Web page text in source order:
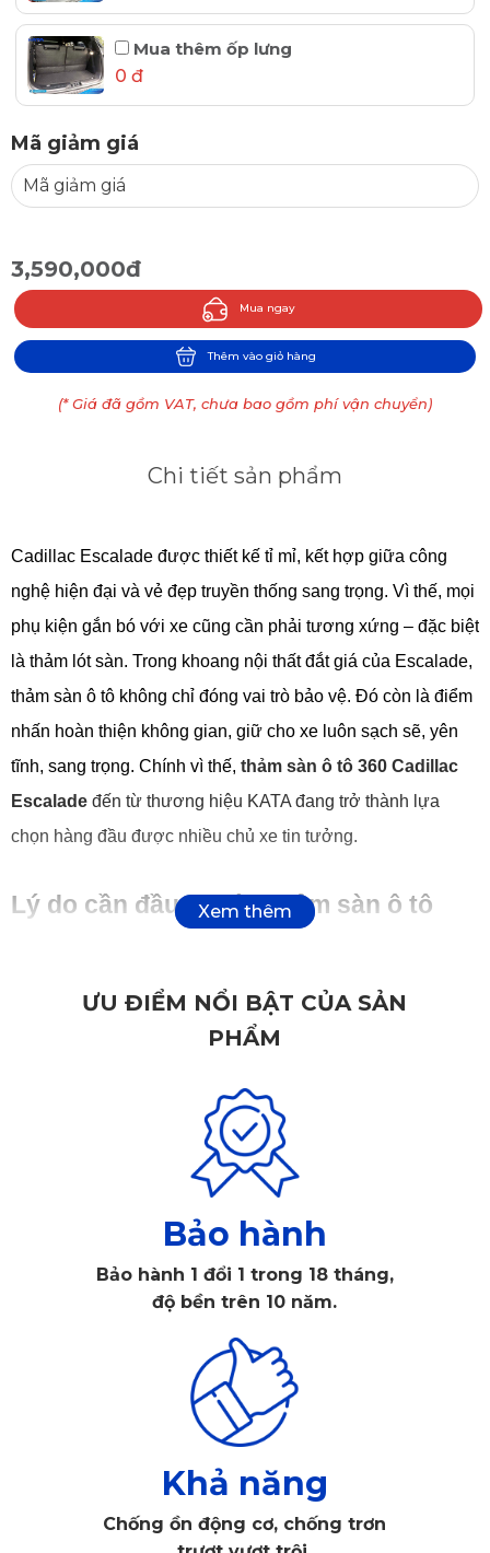
Mua thêm ốp lưng
0 đ
Mã giảm giá
3,590,000đ
Mua ngay
Thêm vào giỏ hàng
(* Giá đã gồm VAT, chưa bao gồm phí vận chuyển)
Chi tiết sản phẩm
Cadillac Escalade được thiết kế tỉ mỉ, kết hợp giữa công
nghệ hiện đại và vẻ đẹp truyền thống sang trọng. Vì thế, mọi
phụ kiện gắn bó với xe cũng cần phải tương xứng – đặc biệt
là thảm lót sàn. Trong khoang nội thất đắt giá của Escalade,
thảm sàn ô tô không chỉ đóng vai trò bảo vệ. Đó còn là điểm
nhấn hoàn thiện không gian, giữ cho xe luôn sạch sẽ, yên
tĩnh, sang trọng. Chính vì thế, thảm sàn ô tô 360 Cadillac
Escalade đến từ thương hiệu KATA đang trở thành lựa
chọn hàng đầu được nhiều chủ xe tin tưởng.
Lý do cần đầu tư vào thảm sàn ô tô
Với một dòng SUV hạng sang, giữ cho khoang nội thất luôn
trong trạng thái hoàn hảo là điều không thể xem nhẹ. Hàng
đều có thể ảnh hưởng đến sàn xe. Đặc biệt với những
chuyến công tác xa hay hành trình đường dài, môi trường
bên ngoài càng dễ để lại dấu vết trên nội thất.
ƯU ĐIỂM NỔI BẬT CỦA SẢN
PHẨM
Bảo hành
Bảo hành 1 đổi 1 trong 18 tháng,
độ bền trên 10 năm.
Khả năng
Chống ồn động cơ, chống trơn